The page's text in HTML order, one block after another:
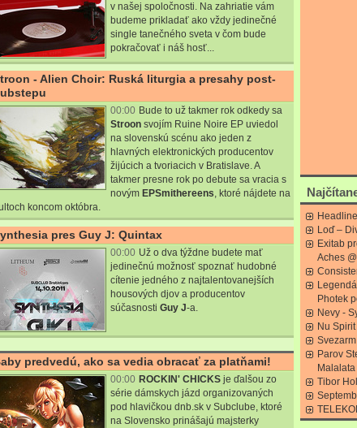
v našej spoločnosti. Na zahriatie vám
budeme prikladať ako vždy jedinečné
single tanečného sveta v čom bude
pokračovať i náš hosť...
- Alien Choir: Ruská liturgia a presahy post-
00:00 Bude to už takmer rok odkedy sa
Stroon svojím Ruine Noire EP uviedol
na slovenskú scénu ako jeden z
hlavných elektronických producentov
žijúcich a tvoriacich v Bratislave. A
takmer presne rok po debute sa vracia s
novým EPSmithereens, ktoré nájdete na
koncom októbra.
pres Guy J: Quintax
00:00 Už o dva týždne budete mať
jedinečnú možnosť spoznať hudobné
cítenie jedného z najtalentovanejších
housových djov a producentov
súčasnosti Guy J-a.
predvedú, ako sa vedia obracať za platňami!
00:00 ROCKIN' CHICKS je ďalšou zo
série dámskych jázd organizovaných
pod hlavičkou dnb.sk v Subclube, ktoré
na Slovensko prinášajú majsterky
Loď –
Exitab
Aches
Photek
Nevy -
Nu
Parov
Malalata
Tibor